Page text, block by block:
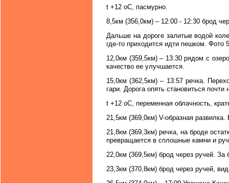
t +12 oC, пасмурно.
8,5км (356,0км) – 12:00 - 12:30 брод
Дальше на дороге залитые водой
где-то приходится идти пешком. Фото
12,0км (359,5км) – 13:30 рядом с
качество ее улучшается.
15,0км (362,5км) – 13:57 речка.
гари. Дорога опять становиться
t +12 oC, переменная облачность,
21,5км (369,0км) V-образная
21,8км (369,3км) речка, на броде
превращается в сплошные камни и
22,0км (369,5км) брод через ручей.
23,3км (370,8км) брод через ручей,